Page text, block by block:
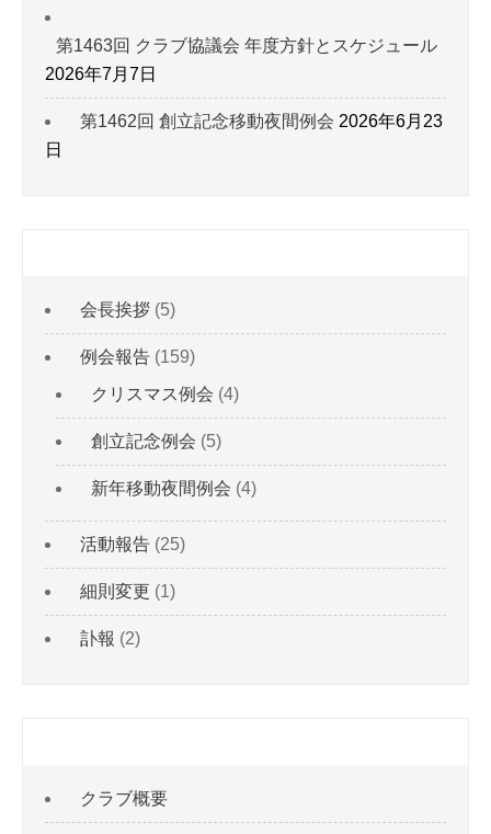
第1463回 クラブ協議会 年度方針とスケジュール
2026年7月7日
第1462回 創立記念移動夜間例会 2026年6月23
日
会長挨拶 (5)
例会報告 (159)
クリスマス例会 (4)
創立記念例会 (5)
新年移動夜間例会 (4)
活動報告 (25)
細則変更 (1)
訃報 (2)
クラブ概要